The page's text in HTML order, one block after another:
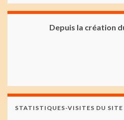
Depuis la création
STATISTIQUES-VISITES DU SITE